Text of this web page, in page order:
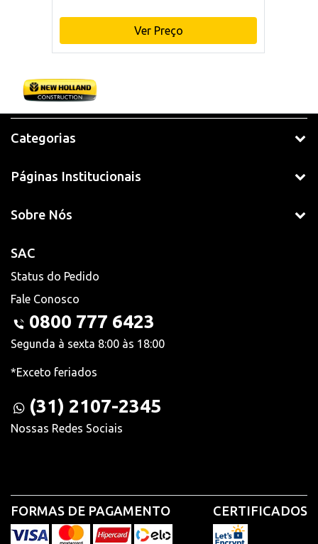
Ver Preço
Categorias
Páginas Institucionais
Sobre Nós
SAC
Status do Pedido
Fale Conosco
0800 777 6423
Segunda à sexta 8:00 às 18:00
*Exceto feriados
(31) 2107-2345
Nossas Redes Sociais
FORMAS DE PAGAMENTO CERTIFICADOS